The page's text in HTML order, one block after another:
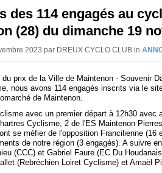
des 114 engagés au
(28) du dimanche 19
2023 par DREUX CYCLO CLUB in
prix de la Ville de Maintenon - Souvenir
nous avons 114 engagés inscrits via le
de Maintenon.
avec un premier départ à 12h30 avec
Cyclisme, 2 de l'ES Maintenon
se méfier de l'opposition Francilienne (16
de notre région (3 engagés). A suivre
(CCC) et Gabriel Faure (EC Du
(Rebréchien Loiret Cyclisme) et Amaël